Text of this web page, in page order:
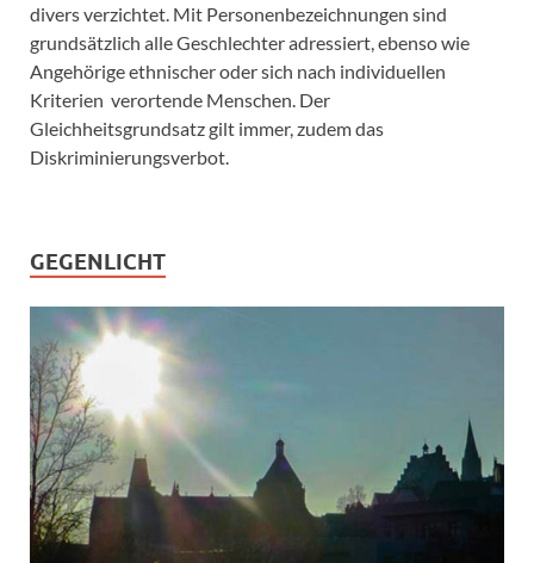
divers verzichtet. Mit Personenbezeichnungen sind
grundsätzlich alle Geschlechter adressiert, ebenso wie
Angehörige ethnischer oder sich nach individuellen
Kriterien verortende Menschen. Der
Gleichheitsgrundsatz gilt immer, zudem das
Diskriminierungsverbot.
GEGENLICHT